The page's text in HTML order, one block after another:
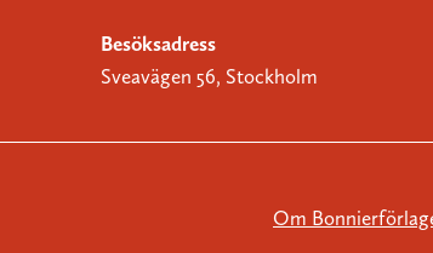
Besöksadress
Sveavägen 56, Stockholm
Om